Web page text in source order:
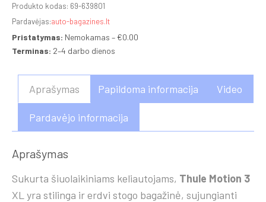
Motion
3
XL
Produkto kodas: 69-639801
Pardavėjas:auto-bagazines.lt
Pristatymas: Nemokamas – €0.00
Terminas: 2–4 darbo dienos
Aprašymas Papildoma informacija Video
Pardavėjo informacija
Aprašymas
Sukurta šiuolaikiniams keliautojams, Thule Motion 3
XL yra stilinga ir erdvi stogo bagažinė, sujungianti